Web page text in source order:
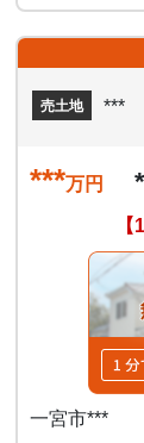
売土地 ***
***万円
一宮市***